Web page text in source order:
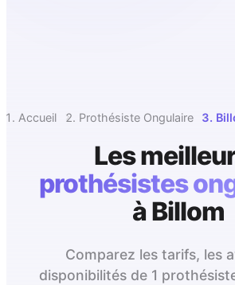
Accueil Prothésiste Ongulaire
Les
prothésistes
àBillom
Comparez les tarifs, les
disponibilités de 1